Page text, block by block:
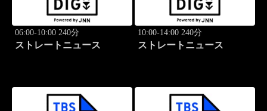
06:00-10:00 240分
ストレートニュース
10:00-14:00 240分
ストレートニュース